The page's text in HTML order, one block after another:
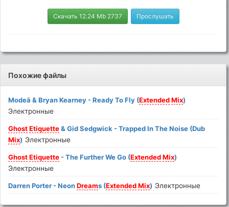
Скачать 12.24 Mb 2737 Прослушать
Похожие файлы
Modeā & Bryan Kearney - Ready To Fly (Extended Mix)
Электронные
Ghost Etiquette& Gid Sedgwick - Trapped In The Noise (Dub
Mix) Электронные
Ghost Etiquette - The Further We Go (Extended Mix)
Электронные
Darren Porter - NeonDreams (Extended Mix) Электронные